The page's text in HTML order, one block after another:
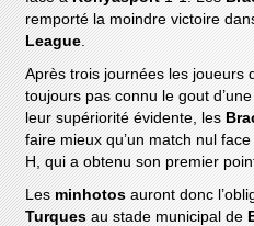
remporté la moindre victoire
League.
Après trois journées les joueurs
toujours pas connu le gout
leur supériorité évidente, les
faire mieux qu’un match nul
H, qui a obtenu son premier
Lesminhotos auront donc
Turquesau stade municipal de